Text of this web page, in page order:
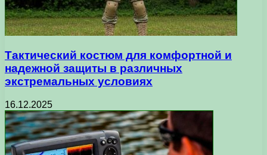
Тактический костюм для комфортной и
надежной защиты в различных
экстремальных условиях
16.12.2025